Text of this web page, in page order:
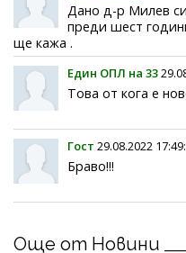
Дано д-р Милев
преди шест
ще кажа .
Един ОПЛ на 33
Това от кога е
Гост 29.08.2022
Браво!!!
Още от Новини